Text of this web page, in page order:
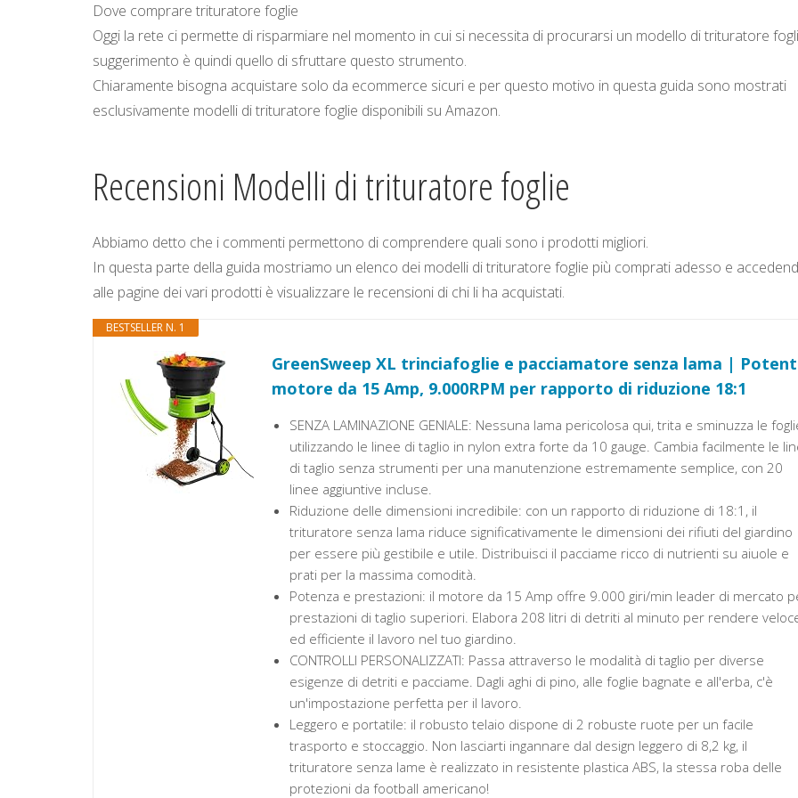
Dove comprare trituratore foglie
Oggi la rete ci permette di risparmiare nel momento in cui si necessita di procurarsi un modello di trituratore
suggerimento è quindi quello di sfruttare questo strumento.
Chiaramente bisogna acquistare solo da ecommerce sicuri e per questo motivo in questa guida sono mostrati
esclusivamente modelli di trituratore foglie disponibili su Amazon.
Recensioni Modelli di trituratore foglie
Abbiamo detto che i commenti permettono di comprendere quali sono i prodotti migliori.
In questa parte della guida mostriamo un elenco dei modelli di trituratore foglie più comprati adesso e
alle pagine dei vari prodotti è visualizzare le recensioni di chi li ha acquistati.
BESTSELLER N. 1
GreenSweep XL trinciafoglie e pacciamatore senza lama |
motore da 15 Amp, 9.000RPM per rapporto di riduzione 18:1
SENZA LAMINAZIONE GENIALE: Nessuna lama pericolosa qui, trita e sminuzza le
utilizzando le linee di taglio in nylon extra forte da 10 gauge. Cambia facilmente le
di taglio senza strumenti per una manutenzione estremamente semplice, con 20
linee aggiuntive incluse.
Riduzione delle dimensioni incredibile: con un rapporto di riduzione di 18:1, il
trituratore senza lama riduce significativamente le dimensioni dei rifiuti del giardino
per essere più gestibile e utile. Distribuisci il pacciame ricco di nutrienti su aiuole e
prati per la massima comodità.
Potenza e prestazioni: il motore da 15 Amp offre 9.000 giri/min leader di mercato
prestazioni di taglio superiori. Elabora 208 litri di detriti al minuto per rendere
ed efficiente il lavoro nel tuo giardino.
CONTROLLI PERSONALIZZATI: Passa attraverso le modalità di taglio per diverse
esigenze di detriti e pacciame. Dagli aghi di pino, alle foglie bagnate e all'erba, c'è
un'impostazione perfetta per il lavoro.
Leggero e portatile: il robusto telaio dispone di 2 robuste ruote per un facile
trasporto e stoccaggio. Non lasciarti ingannare dal design leggero di 8,2 kg, il
trituratore senza lame è realizzato in resistente plastica ABS, la stessa roba delle
protezioni da football americano!